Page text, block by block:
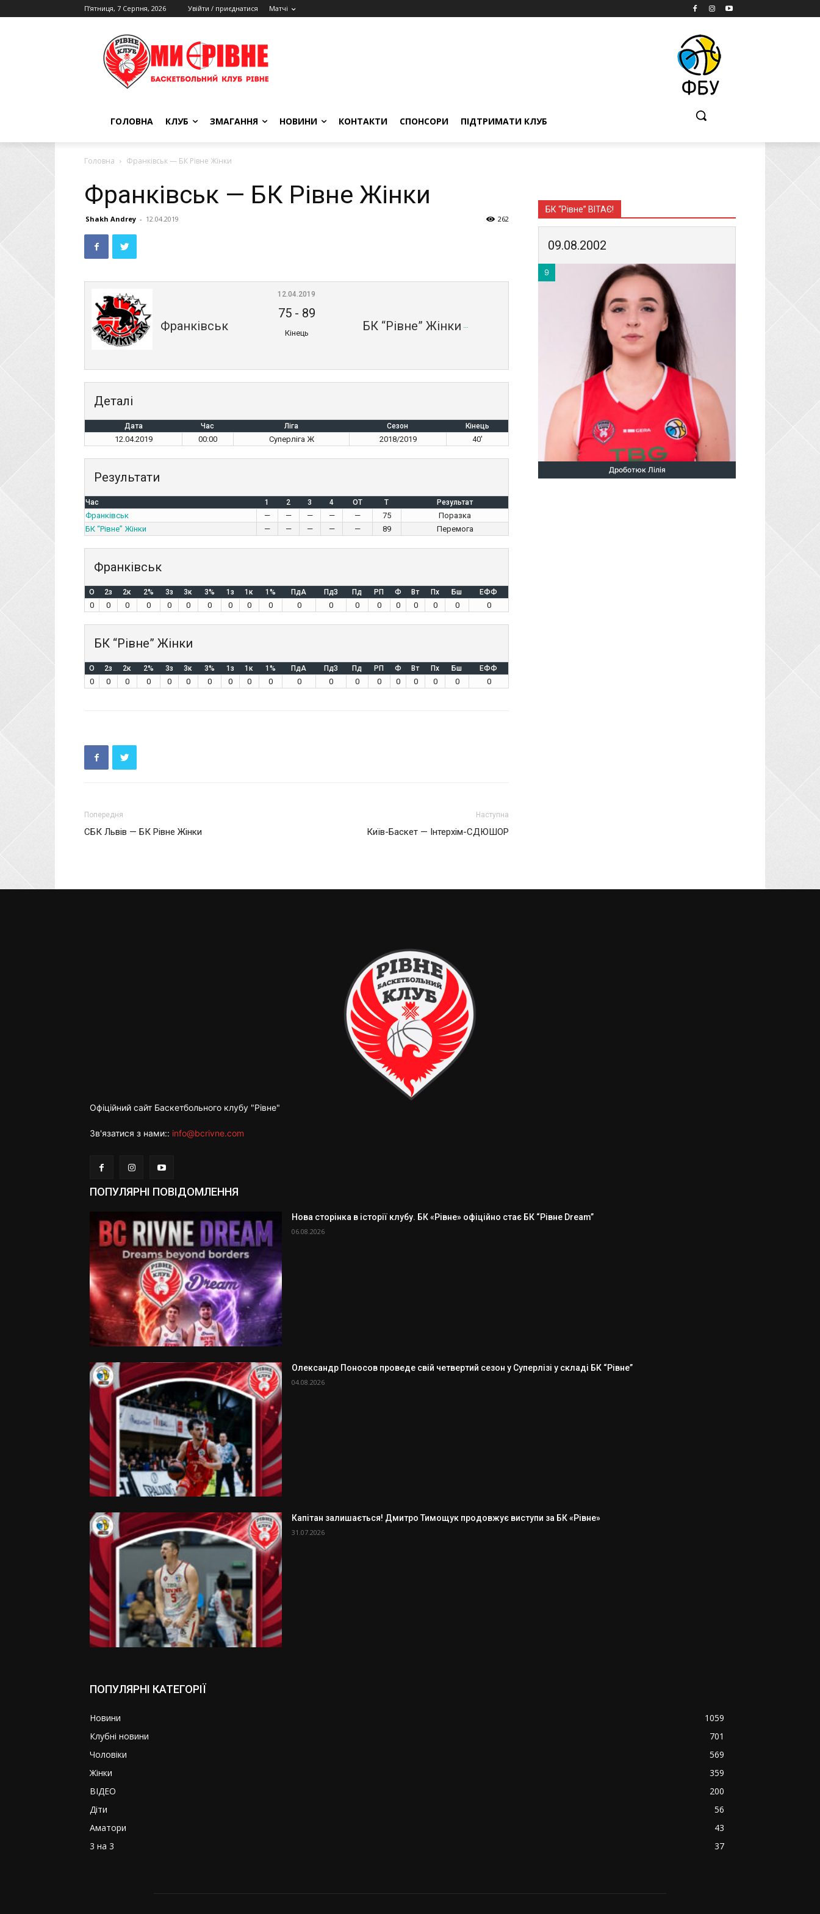
П’ятниця, 7 Серпня, 2026 Увійти / приєднатися Матчі
ГОЛОВНА КЛУБ ЗМАГАННЯ НОВИНИ КОНТАКТИ СПОНСОРИ ПІДТРИМАТИ КЛУБ
Головна Франківськ — БК Рівне Жінки
Франківськ — БК Рівне Жінки
Shakh Andrey - 12.04.2019 262
Франківськ БК “Рівне” Жінки
12.04.2019
75- 89
Кінець
Деталі
Дата Час Ліга Сезон Кінець
12.04.2019 00:00 Суперліга Ж 2018/2019 40'
Результати
Час 1 2 3 4 OT T Результат
Франківськ — — — — — 75
Поразка
БК “Рівне” Жінки
— — — — — 89 Перемога
Франківськ
O 2з 2к 2% 3з 3к 3% 1з 1к 1% ПдА ПдЗ Пд РП Ф Вт Пх Бш ЕФФ
0 0 0 0 0 0 0 0 0 0 0 0 0 0 0 0 0 0 0
БК “Рівне” Жінки
O 2з 2к 2% 3з 3к 3% 1з 1к 1% ПдА ПдЗ Пд РП Ф Вт Пх Бш ЕФФ
0 0 0 0 0 0 0 0 0 0 0 0 0 0 0 0 0 0 0
Попередня
СБК Львів — БК Рівне Жінки
Наступна
Київ-Баскет — Інтерхім-СДЮШОР
БК “Рівне” ВІТАЄ!
09.08.2002
9
Дроботюк Лілія
Офіційний сайт Баскетбольного клубу "Рівне"
Зв'язатися з нами:: info@bcrivne.com
ПОПУЛЯРНІ ПОВІДОМЛЕННЯ
Нова сторінка в історії клубу. БК «Рівне» офіційно стає БК “Рівне Dream”
06.08.2026
Олександр Поносов проведе свій четвертий сезон у Суперлізі у складі БК “Рівне”
04.08.2026
Капітан залишається! Дмитро Тимощук продовжує виступи за БК «Рівне»
31.07.2026
ПОПУЛЯРНІ КАТЕГОРІЇ
Новини
1059
Клубні новини
701
Чоловіки
569
Жінки
359
ВІДЕО
200
Діти
56
Аматори
43
3 на 3
37